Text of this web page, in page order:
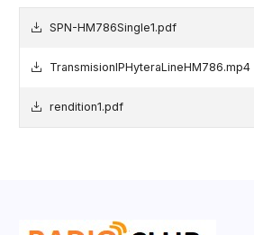
SPN-HM786Single1.pdf
TransmisionIPHyteraLineHM786.mp4
rendition1.pdf